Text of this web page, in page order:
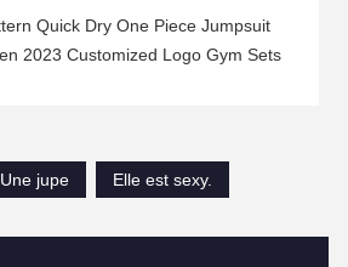
Quick Dry One Piece Jumpsuit
2023 Customized Logo Gym Sets
jupe Elle est sexy.